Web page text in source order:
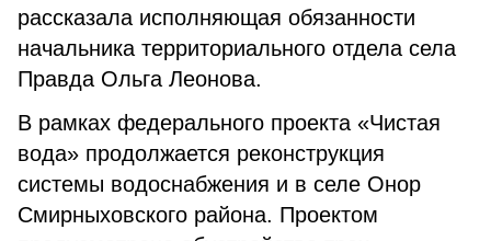
рассказала исполняющая обязанности
начальника территориального отдела села
Правда Ольга Леонова.
В рамках федерального проекта «Чистая
вода» продолжается реконструкция
системы водоснабжения и в селе Онор
Смирныховского района. Проектом